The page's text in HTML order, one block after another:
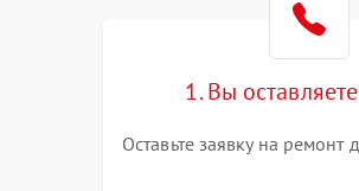
1. Вы
Оставьте заявку на ремонт